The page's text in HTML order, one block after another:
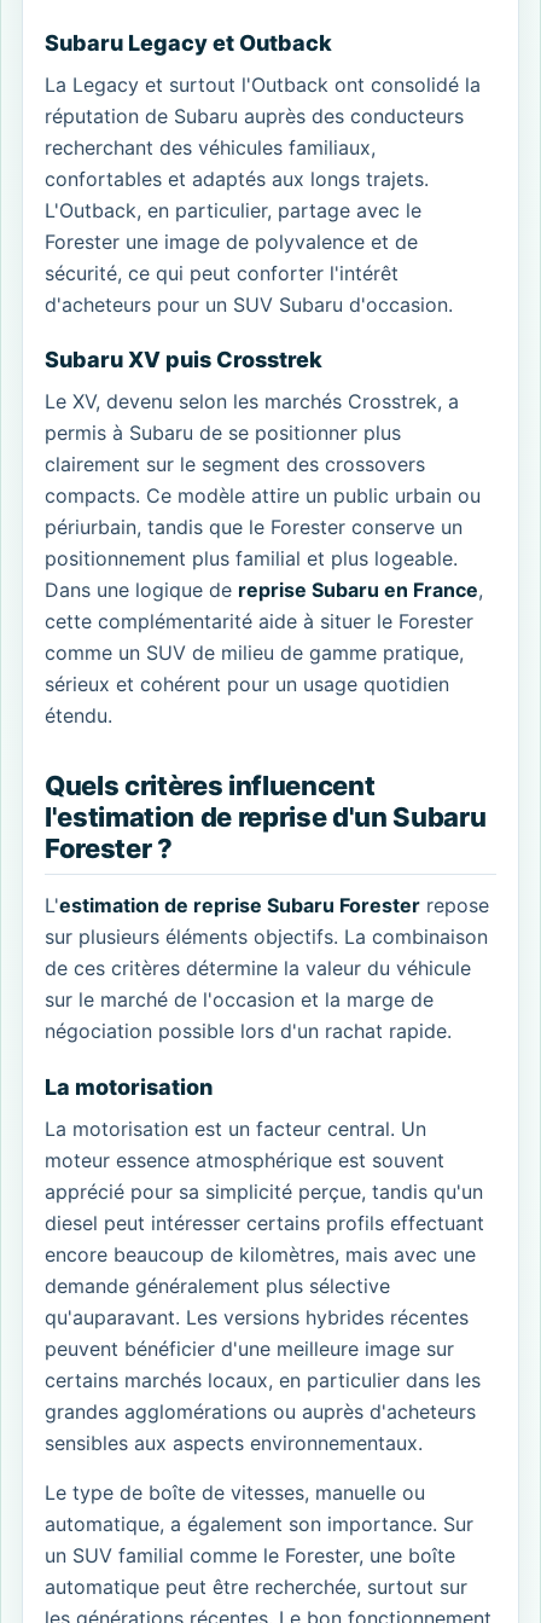
Subaru Legacy et Outback
La Legacy et surtout l'Outback ont consolidé la
réputation de Subaru auprès des conducteurs
recherchant des véhicules familiaux,
confortables et adaptés aux longs trajets.
L'Outback, en particulier, partage avec le
Forester une image de polyvalence et de
sécurité, ce qui peut conforter l'intérêt
d'acheteurs pour un SUV Subaru d'occasion.
Subaru XV puis Crosstrek
Le XV, devenu selon les marchés Crosstrek, a
permis à Subaru de se positionner plus
clairement sur le segment des crossovers
compacts. Ce modèle attire un public urbain ou
périurbain, tandis que le Forester conserve un
positionnement plus familial et plus logeable.
Dans une logique de reprise Subaru en France,
cette complémentarité aide à situer le Forester
comme un SUV de milieu de gamme pratique,
sérieux et cohérent pour un usage quotidien
étendu.
Quels critères influencent
l'estimation de reprise d'un Subaru
Forester ?
L'estimation de reprise Subaru Forester repose
sur plusieurs éléments objectifs. La combinaison
de ces critères détermine la valeur du véhicule
sur le marché de l'occasion et la marge de
négociation possible lors d'un rachat rapide.
La motorisation
La motorisation est un facteur central. Un
moteur essence atmosphérique est souvent
apprécié pour sa simplicité perçue, tandis qu'un
diesel peut intéresser certains profils effectuant
encore beaucoup de kilomètres, mais avec une
demande généralement plus sélective
qu'auparavant. Les versions hybrides récentes
peuvent bénéficier d'une meilleure image sur
certains marchés locaux, en particulier dans les
grandes agglomérations ou auprès d'acheteurs
sensibles aux aspects environnementaux.
Le type de boîte de vitesses, manuelle ou
automatique, a également son importance. Sur
un SUV familial comme le Forester, une boîte
automatique peut être recherchée, surtout sur
les générations récentes. Le bon fonctionnement